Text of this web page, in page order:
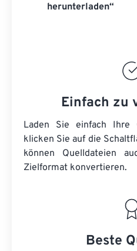
herunterladen“
Einfach zu
Laden Sie einfach Ihre
klicken Sie auf die
können Quelldateien
Zielformat konvertieren.
Beste